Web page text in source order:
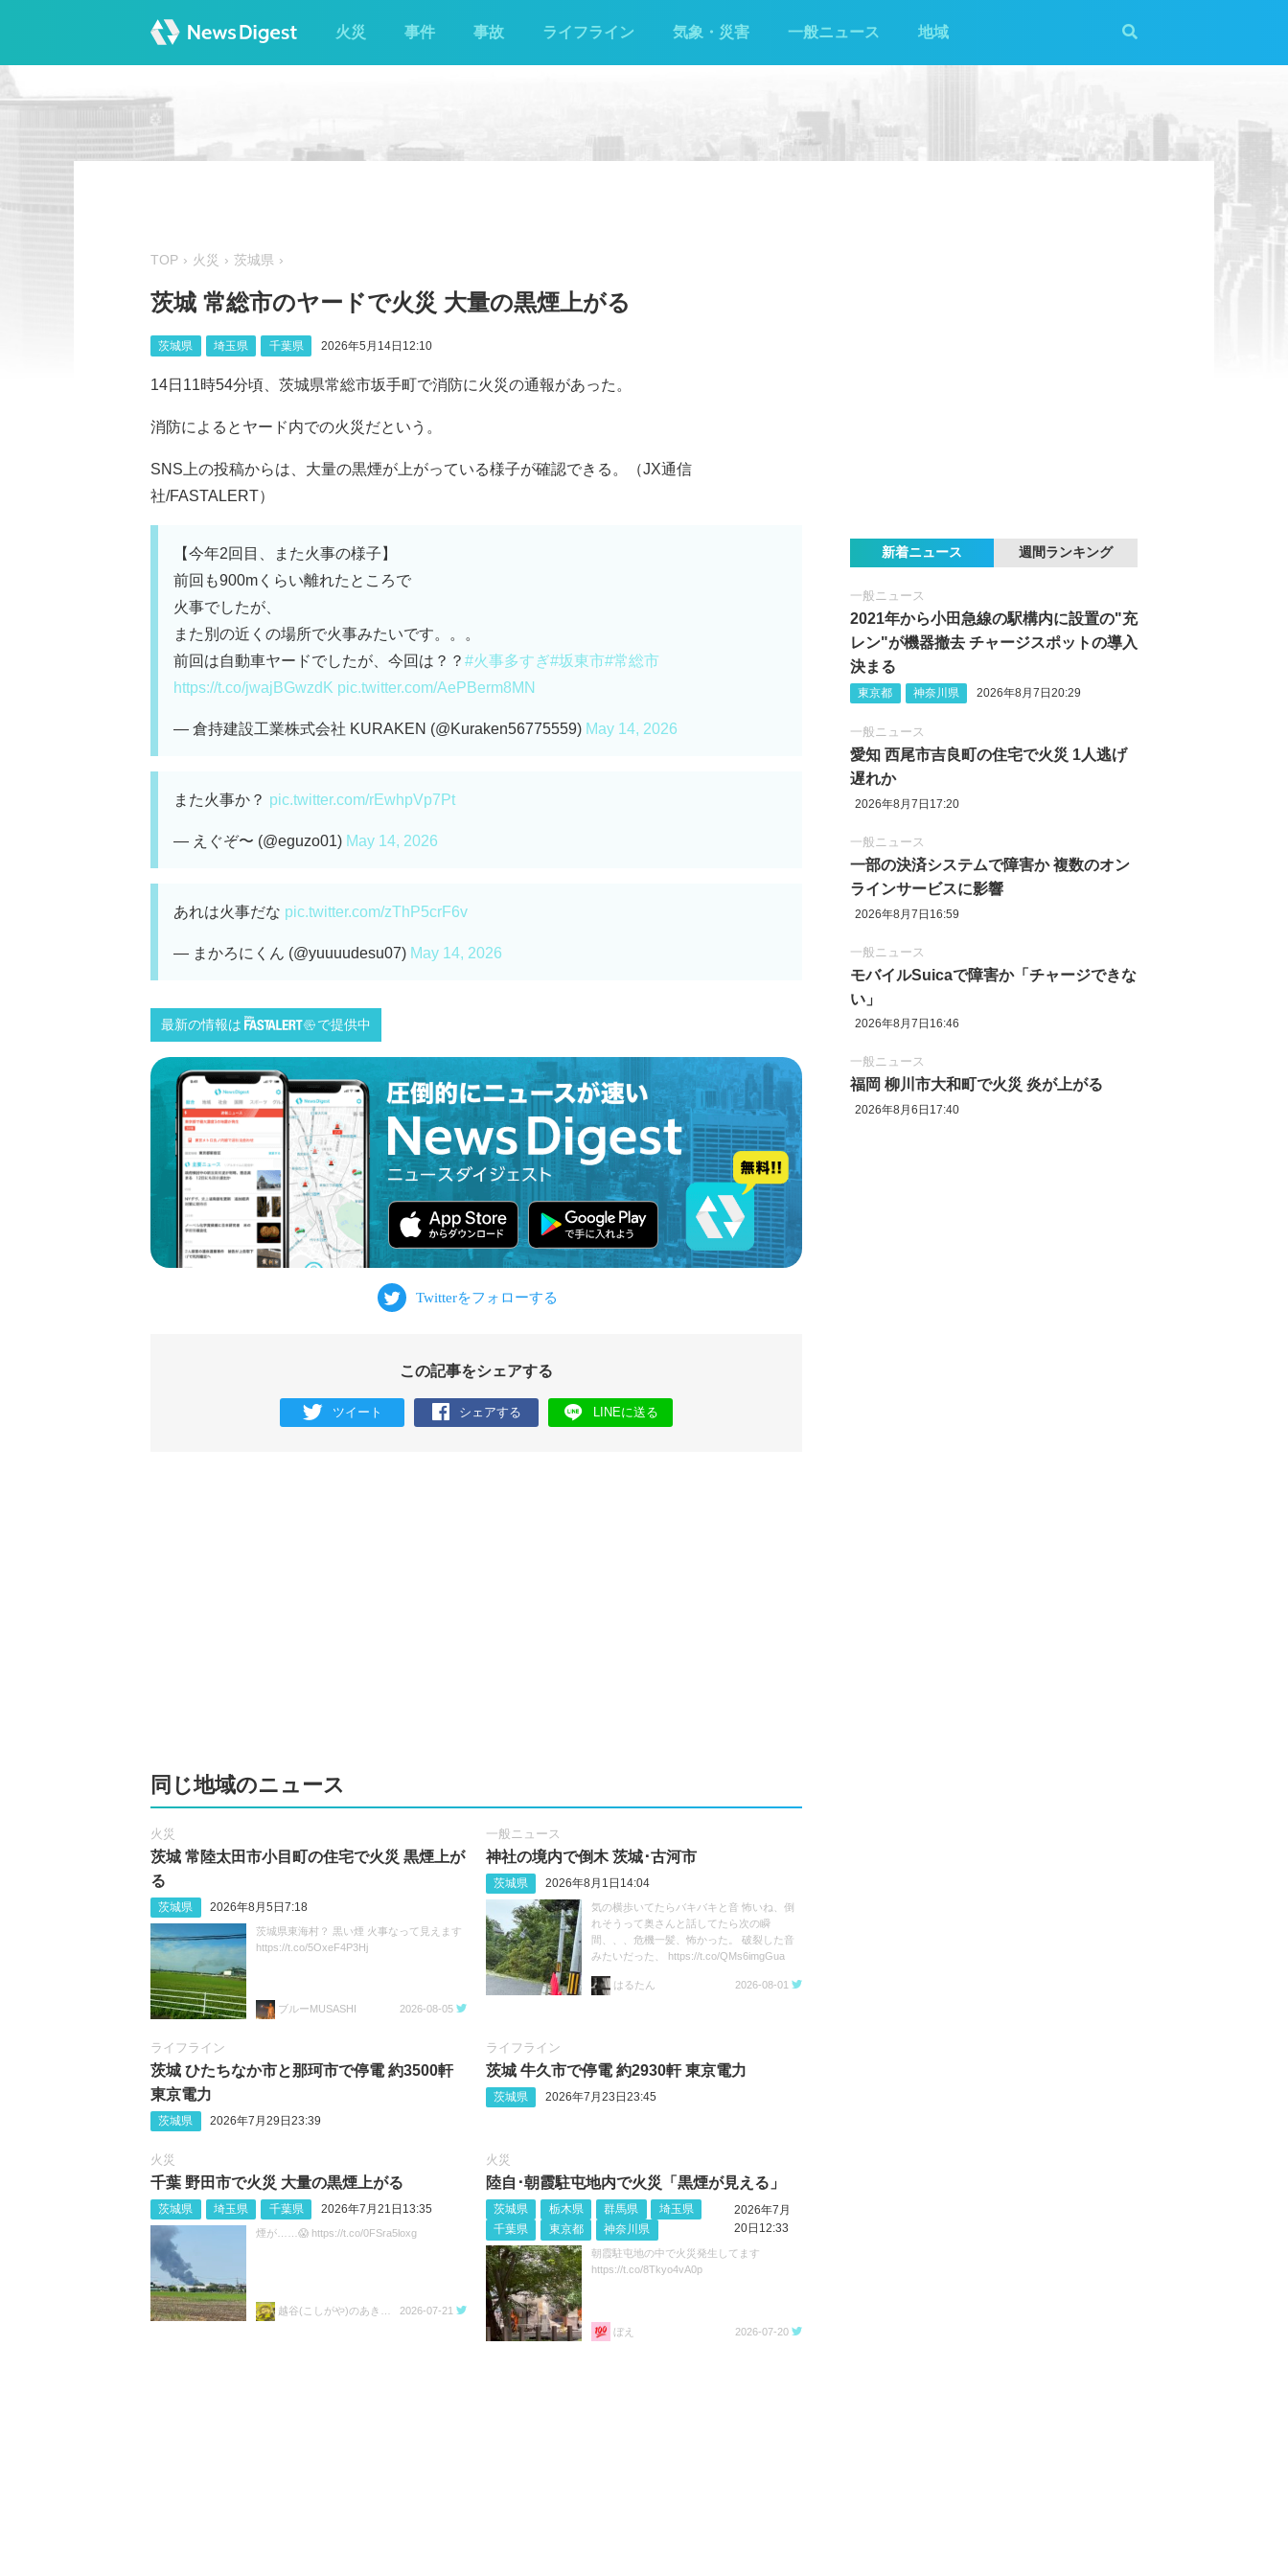
火災 事件 事故 ライフライン 気象・災害 一般ニュース 地域
TOP 火災 茨城県
茨城 常総市のヤードで火災 大量の黒煙上がる
茨城県 埼玉県 千葉県 2026年5月14日12:10
14日11時54分頃、茨城県常総市坂手町で消防に火災の通報があった。
消防によるとヤード内での火災だという。
SNS上の投稿からは、大量の黒煙が上がっている様子が確認できる。（JX通信
社/FASTALERT）
【今年2回目、また火事の様子】
前回も900mくらい離れたところで
火事でしたが、
また別の近くの場所で火事みたいです。。。
前回は自動車ヤードでしたが、今回は？？ #火事多すぎ#坂東市#常総市
https://t.co/jwajBGwzdK pic.twitter.com/AePBerm8MN
— 倉持建設工業株式会社 KURAKEN (@Kuraken56775559) May 14, 2026
また火事か？ pic.twitter.com/rEwhpVp7Pt
— えぐぞ〜 (@eguzo01) May 14, 2026
あれは火事だな pic.twitter.com/zThP5crF6v
— まかろにくん (@yuuuudesu07) May 14, 2026
最新の情報は で提供中
この記事をシェアする
ツイート シェアする LINEに送る
同じ地域のニュース
火災
茨城 常陸太田市小目町の住宅で火災 黒煙上が
る
茨城県 2026年8月5日7:18
茨城県東海村？ 黒い煙 火事なって見えます
https://t.co/5OxeF4P3Hj
ブルーMUSASHI 2026-08-05
一般ニュース
神社の境内で倒木 茨城･古河市
茨城県 2026年8月1日14:04
気の横歩いてたらバキバキと音 怖いね、倒
れそうって奥さんと話してたら次の瞬
間、、、危機一髪、怖かった。 破裂した音
みたいだった、 https://t.co/QMs6imgGua
はるたん 2026-08-01
ライフライン
茨城 ひたちなか市と那珂市で停電 約3500軒
東京電力
茨城県 2026年7月29日23:39
ライフライン
茨城 牛久市で停電 約2930軒 東京電力
茨城県 2026年7月23日23:45
火災
千葉 野田市で火災 大量の黒煙上がる
茨城県 埼玉県 千葉県 2026年7月21日13:35
煙が……😱 https://t.co/0FSra5loxg
2026-07-21
火災
陸自･朝霞駐屯地内で火災「黒煙が見える」
茨城県 栃木県 群馬県
埼玉県
千葉県
東京都 神奈川県
2026年7月
20日12:33
朝霞駐屯地の中で火災発生してます
https://t.co/8Tkyo4vA0p
ぼえ 2026-07-20
新着ニュース 週間ランキング
一般ニュース
2021年から小田急線の駅構内に設置の"充
レン"が機器撤去 チャージスポットの導入
決まる
東京都 神奈川県 2026年8月7日20:29
一般ニュース
愛知 西尾市吉良町の住宅で火災 1人逃げ
遅れか
2026年8月7日17:20
一般ニュース
一部の決済システムで障害か 複数のオン
ラインサービスに影響
2026年8月7日16:59
一般ニュース
モバイルSuicaで障害か「チャージできな
い」
2026年8月7日16:46
一般ニュース
福岡 柳川市大和町で火災 炎が上がる
2026年8月6日17:40